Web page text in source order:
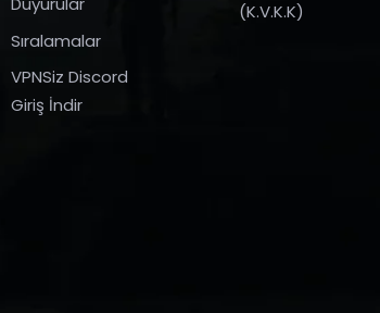
Sıralamalar
VPNSiz Discord
Giriş İndir
(K.V.K.K)